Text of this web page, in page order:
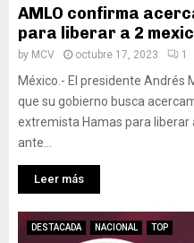
AMLO confirma
para liberar a 2
by MCV octubre 17, 2023 1
México.- El presidente Andrés
que su gobierno busca
extremista Hamas para liberar
ante...
Leer más
DESTACADA NACIONAL TOP